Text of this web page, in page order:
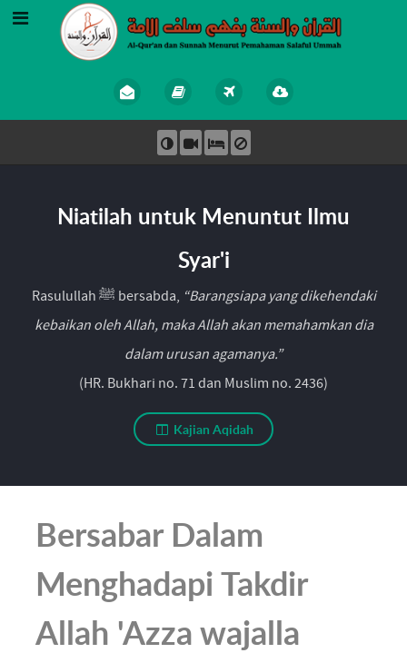
Niatilah untuk Menuntut Ilmu
Syar'i
Rasulullah ﷺ bersabda, “Barangsiapa yang dikehendaki
kebaikan oleh Allah, maka Allah akan memahamkan dia
dalam urusan agamanya.”
(HR. Bukhari no. 71 dan Muslim no. 2436)
Kajian Aqidah
Bersabar Dalam
Menghadapi Takdir
Allah 'Azza wajalla